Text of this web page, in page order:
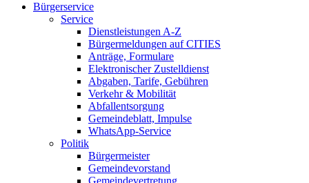
Bürgerservice
Service
Dienstleistungen A-Z
Bürgermeldungen auf CITIES
Anträge, Formulare
Elektronischer Zustelldienst
Abgaben, Tarife, Gebühren
Verkehr & Mobilität
Abfallentsorgung
Gemeindeblatt, Impulse
WhatsApp-Service
Politik
Bürgermeister
Gemeindevorstand
Gemeindevertretung